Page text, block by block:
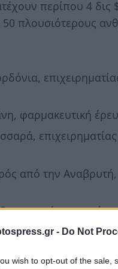
- Do Not
wish to opt-out of the sale,
περίπου 4
πλουσιότερους
φαρμακευτική
από την